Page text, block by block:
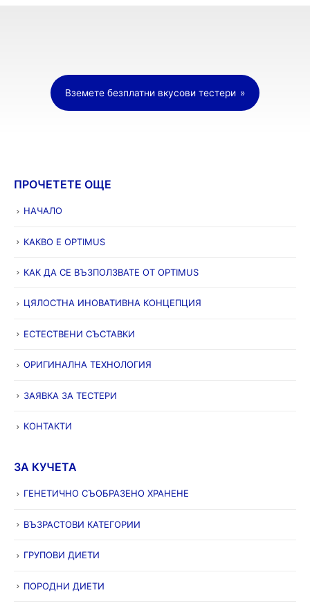
Вземете безплатни вкусови тестери
ПРОЧЕТЕТЕ ОЩЕ
НАЧАЛО
КАКВО Е OPTIMUS
КАК ДА СЕ ВЪЗПОЛЗВАТЕ ОТ OPTIMUS
ЦЯЛОСТНА ИНОВАТИВНА КОНЦЕПЦИЯ
ЕСТЕСТВЕНИ СЪСТАВКИ
ОРИГИНАЛНА ТЕХНОЛОГИЯ
ЗАЯВКА ЗА ТЕСТЕРИ
КОНТАКТИ
ЗА КУЧЕТА
ГЕНЕТИЧНО СЪОБРАЗЕНО ХРАНЕНЕ
ВЪЗРАСТОВИ КАТЕГОРИИ
ГРУПОВИ ДИЕТИ
ПОРОДНИ ДИЕТИ